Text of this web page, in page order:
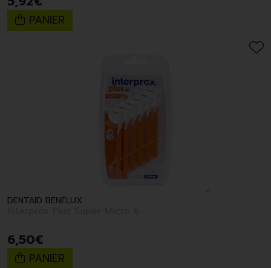
PANIER
DENTAID BENELUX
6,50€
PANIER